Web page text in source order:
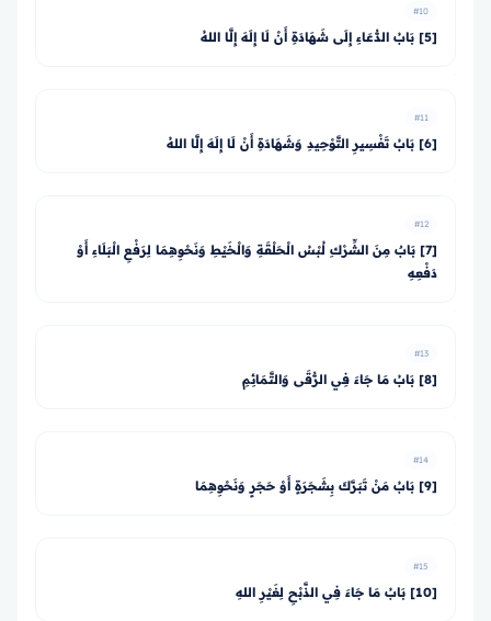
#10
[5] بَابُ الدُّعَاءِ إِلَى شَهَادَةِ أَنْ لَا إِلَهَ إِلَّا اللهُ
#11
[6] بَابُ تَفْسِيرِ التَّوْحِيدِ وَشَهَادَةِ أَنْ لَا إِلَهَ إِلَّا اللهُ
#12
[7] بَابٌ مِنَ الشِّرْكِ لُبْسُ الْحَلْقَةِ وَالْخَيْطِ وَنَحْوِهِمَا لِرَفْعِ الْبَلَاءِ أَوْ
دَفْعِهِ
#13
[8] بَابُ مَا جَاءَ فِي الرُّقَى وَالتَّمَائِمِ
#14
[9] بَابُ مَنْ تَبَرَّكَ بِشَجَرَةٍ أَوْ حَجَرٍ وَنَحْوِهِمَا
#15
[10] بَابُ مَا جَاءَ فِي الذَّبْحِ لِغَيْرِ اللهِ